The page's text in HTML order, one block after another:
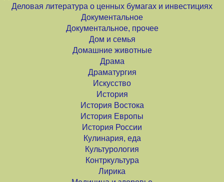
Деловая литература о ценных бумагах и инвестициях
Документальное
Документальное, прочее
Дом и семья
Домашние животные
Драма
Драматургия
Искусство
История
История Востока
История Европы
История России
Кулинария, еда
Культурология
Контркультура
Лирика